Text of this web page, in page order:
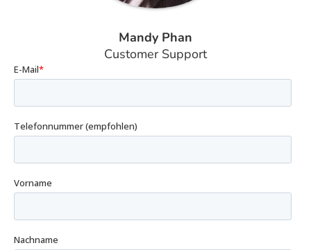
Mandy Phan
Customer Support